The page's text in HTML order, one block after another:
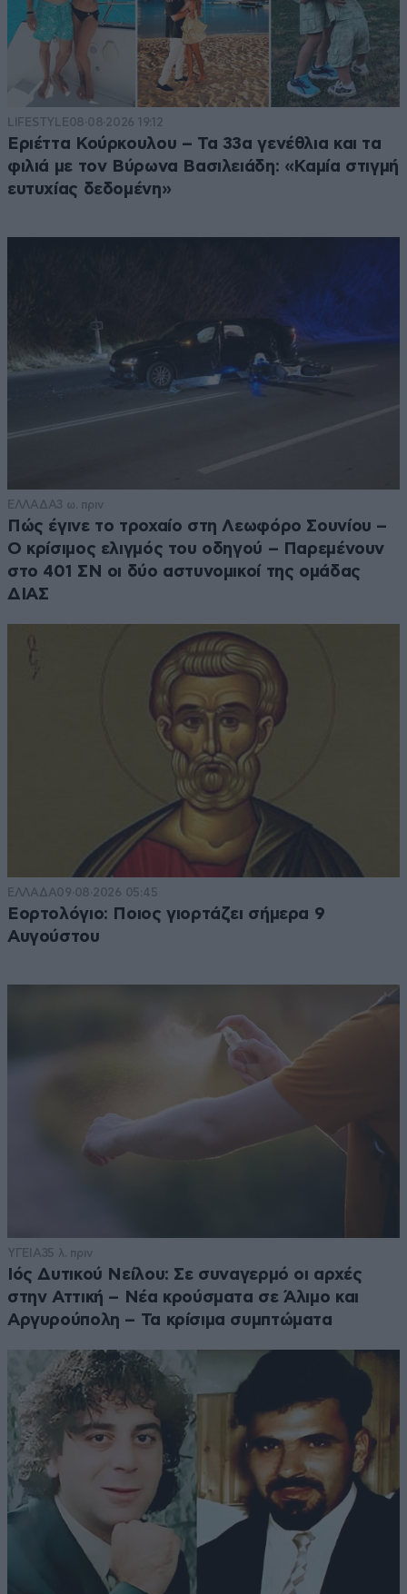
LIFESTYLE08·08·2026 19:12
Εριέττα Κούρκουλου – Τα 33α γενέθλια και τα
φιλιά με τον Βύρωνα Βασιλειάδη: «Καμία στιγμή
ευτυχίας δεδομένη»
ΕΛΛΑΔΑ3 ω. πριν
Πώς έγινε το τροχαίο στη Λεωφόρο Σουνίου –
Ο κρίσιμος ελιγμός του οδηγού – Παρεμένουν
στο 401 ΣΝ οι δύο αστυνομικοί της ομάδας
ΔΙΑΣ
ΕΛΛΑΔΑ09·08·2026 05:45
Εορτολόγιο: Ποιος γιορτάζει σήμερα 9
Αυγούστου
ΥΓΕΙΑ35 λ. πριν
Ιός Δυτικού Νείλου: Σε συναγερμό οι αρχές
στην Αττική – Νέα κρούσματα σε Άλιμο και
Αργυρούπολη – Τα κρίσιμα συμπτώματα